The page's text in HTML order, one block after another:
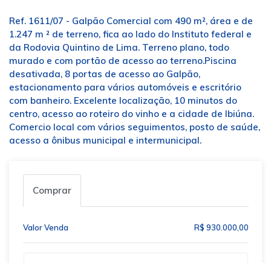
Ref. 1611/07 - Galpão Comercial com 490 m², área e de
1.247 m ² de terreno, fica ao lado do Instituto federal e
da Rodovia Quintino de Lima. Terreno plano, todo
murado e com portão de acesso ao terreno.Piscina
desativada, 8 portas de acesso ao Galpão,
estacionamento para vários automóveis e escritório
com banheiro. Excelente localização, 10 minutos do
centro, acesso ao roteiro do vinho e a cidade de Ibiúna.
Comercio local com vários seguimentos, posto de saúde,
acesso a ônibus municipal e intermunicipal.
Comprar
Valor Venda R$ 930.000,00